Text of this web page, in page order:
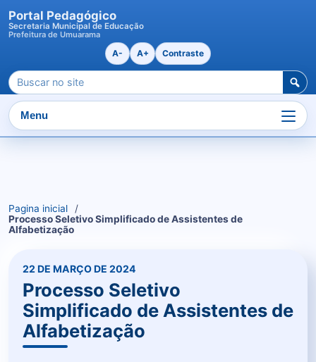
conteudo
Portal Pedagógico
Secretaria Municipal de Educação
Prefeitura de Umuarama
A- A+ Contraste
Pesquisar
por:
Menu
Pagina inicial
Processo Seletivo Simplificado de Assistentes de
Alfabetização
22 DE MARÇO DE 2024
Processo Seletivo
Simplificado de Assistentes de
Alfabetização